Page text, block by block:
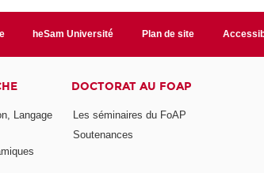
heSam Université Plan de site
Langage
DOCTORAT AU FOAP
Les séminaires du FoAP
Soutenances